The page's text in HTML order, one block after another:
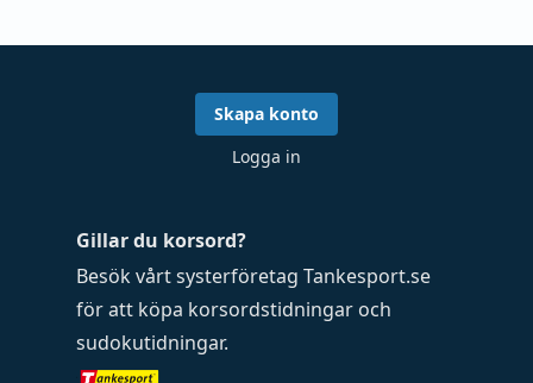
Gillar du korsord?
Besök vårt systerföretag Tankesport.se
för att köpa korsordstidningar och
sudokutidningar.
Skapa konto
Logga in